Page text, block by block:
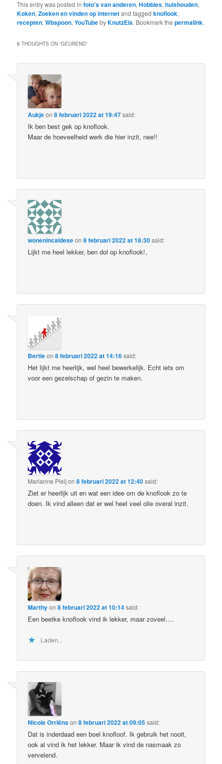
This entry was posted infoto's van anderen,Hobbies,huishouden,
Koken,Zoeken en vinden op internetand taggedknoflook,
recepten,Wbspoon,YouTubebyKnutzEls. Bookmark thepermalink.
8 THOUGHTS ON “GEUREND”
Aukjeon8 februari 2022 at 19:47said:
Ik ben best gek op knoflook.
Maar de hoeveelheid werk die hier inzit, nee!!
wonenincaldeseon8 februari 2022 at 18:30said:
Lijkt me heel lekker, ben dol op knoflook!,
Bertieon8 februari 2022 at 14:16said:
Het lijkt me heerlijk, wel heel bewerkelijk. Echt iets om
voor een gezelschap of gezin te maken.
Marianne Pleijon8 februari 2022 at 12:40said:
Ziet er heerlijk uit en wat een idee om de knoflook zo te
doen. Ik vind alleen dat er wel heel veel olie overal inzit.
Marthyon8 februari 2022 at 10:14said:
Een beetke knoflook vind ik lekker, maar zoveel….
Laden...
Nicole Orriënson8 februari 2022 at 09:05said:
Dat is inderdaad een boel knofloof. Ik gebruik het nooit,
ook al vind ik het lekker. Maar ik vind de nasmaak zo
vervelend.